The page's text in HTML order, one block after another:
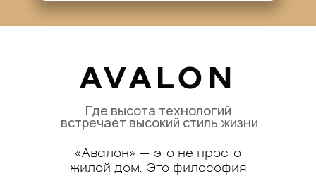
AVALON
Где высота технологий
встречает высокий стиль жизни
«Авалон» — это не просто
жилой дом. Это философия